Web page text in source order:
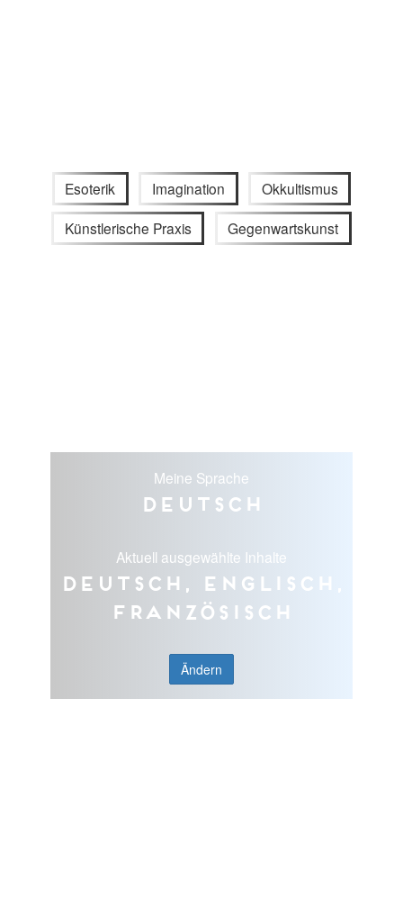
Esoterik Imagination Okkultismus
Künstlerische Praxis Gegenwartskunst
Meine Sprache
Deutsch
Aktuell ausgewählte Inhalte
Deutsch, Englisch,
Französisch
Ändern